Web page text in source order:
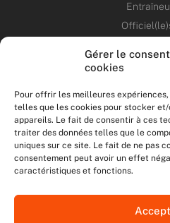
Gérer le
cookies
Pour offrir les meilleures
telles que les cookies pour stocker
appareils. Le fait de consentir à ces
traiter des données telles que le
uniques sur ce site. Le fait de ne pas
consentement peut avoir un effet
caractéristiques et fonctions.
NOS
T